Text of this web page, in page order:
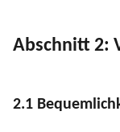
Abschnitt 2:
2.1